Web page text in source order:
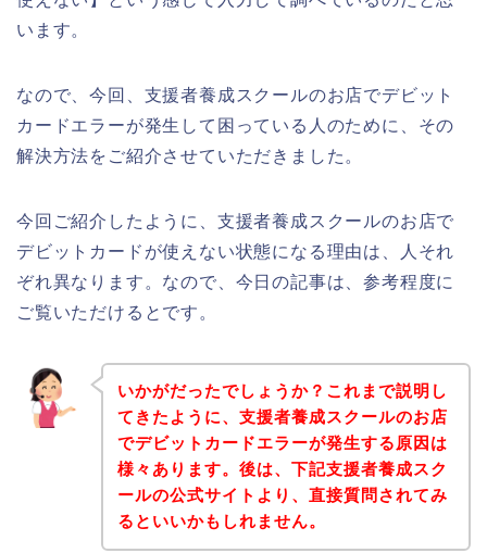
います。
なので、今回、支援者養成スクールのお店でデビット
カードエラーが発生して困っている人のために、その
解決方法をご紹介させていただきました。
今回ご紹介したように、支援者養成スクールのお店で
デビットカードが使えない状態になる理由は、人それ
ぞれ異なります。なので、今日の記事は、参考程度に
ご覧いただけるとです。
いかがだったでしょうか？これまで説明し
てきたように、支援者養成スクールのお店
でデビットカードエラーが発生する原因は
様々あります。後は、下記支援者養成スク
ールの公式サイトより、直接質問されてみ
るといいかもしれません。